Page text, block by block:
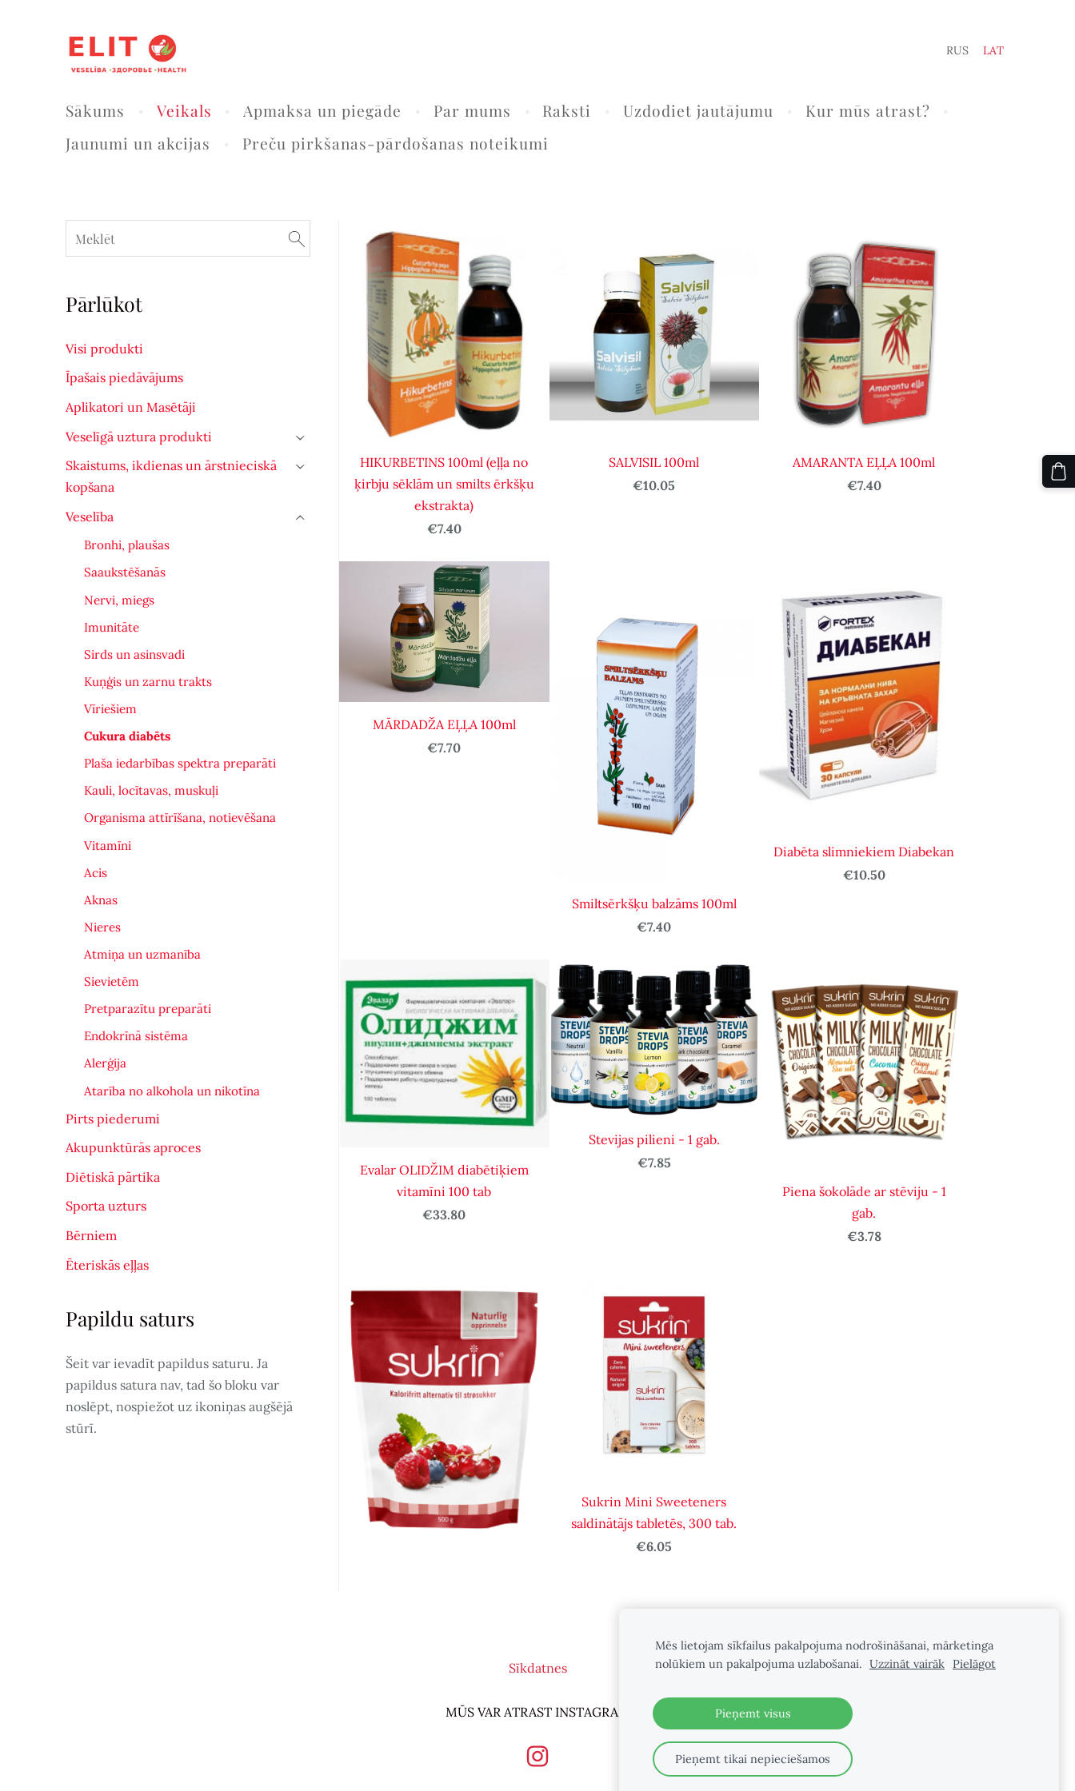
Sākums Veikals Apmaksa un piegāde Par mums Raksti Uzdodiet jautājumu
Kur mūs atrast?
Jaunumi un akcijas
Preču pirkšanas-pārdošanas noteikumi
RUS LAT
Pārlūkot
Visi produkti
Īpašais piedāvājums
Aplikatori un Masētāji
Veselīgā uztura produkti
›
Skaistums, ikdienas un ārstnieciskā
kopšana
›
Veselība
Bronhi, plaušas
Saaukstēšanās
Nervi, miegs
Imunitāte
Sirds un asinsvadi
Kuņģis un zarnu trakts
Vīriešiem
Cukura diabēts
Plaša iedarbības spektra preparāti
Kauli, locītavas, muskuļi
Organisma attīrīšana, notievēšana
Vitamīni
Acis
Aknas
Nieres
Atmiņa un uzmanība
Sievietēm
Pretparazītu preparāti
Endokrīnā sistēma
Alerģija
Atarība no alkohola un nikotīna
›
Pirts piederumi
Akupunktūrās aproces
Diētiskā pārtika
Sporta uzturs
Bērniem
Ēteriskās eļļas
Papildu saturs
Šeit var ievadīt papildus saturu. Ja
papildus satura nav, tad šo bloku var
noslēpt, nospiežot uz ikoniņas augšējā
stūrī.
HIKURBETINS 100ml (eļļa no
ķirbju sēklām un smilts ērkšķu
ekstrakta)
€7.40
SALVISIL 100ml
€10.05
AMARANTA EĻĻA 100ml
€7.40
MĀRDADŽA EĻĻA 100ml
€7.70
Smiltsērkšķu balzāms 100ml
€7.40
Diabēta slimniekiem Diabekan
€10.50
Evalar OLIDŽIM diabētiķiem
vitamīni 100 tab
€33.80
Stevijas pilieni - 1 gab.
€7.85
Piena šokolāde ar stēviju - 1
gab.
€3.78
Sukrin Mini Sweeteners
saldinātājs tabletēs, 300 tab.
€6.05
Sīkdatnes
MŪS VAR ATRAST INSTAGRAM
Mēs lietojam sīkfailus pakalpojuma nodrošināšanai, mārketinga
nolūkiem un pakalpojuma uzlabošanai. Uzzināt vairāk Pielāgot
Pieņemt visus
Pieņemt tikai nepieciešamos